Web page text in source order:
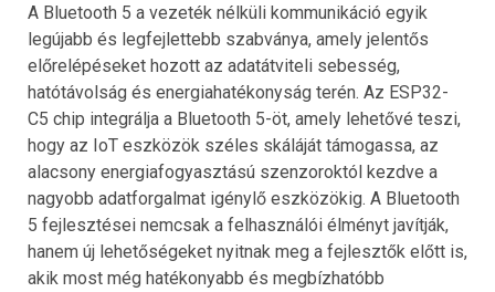
A Bluetooth 5 a vezeték nélküli kommunikáció egyik
legújabb és legfejlettebb szabványa, amely jelentős
előrelépéseket hozott az adatátviteli sebesség,
hatótávolság és energiahatékonyság terén. Az ESP32-
C5 chip integrálja a Bluetooth 5-öt, amely lehetővé teszi,
hogy az IoT eszközök széles skáláját támogassa, az
alacsony energiafogyasztású szenzoroktól kezdve a
nagyobb adatforgalmat igénylő eszközökig. A Bluetooth
5 fejlesztései nemcsak a felhasználói élményt javítják,
hanem új lehetőségeket nyitnak meg a fejlesztők előtt is,
akik most még hatékonyabb és megbízhatóbb